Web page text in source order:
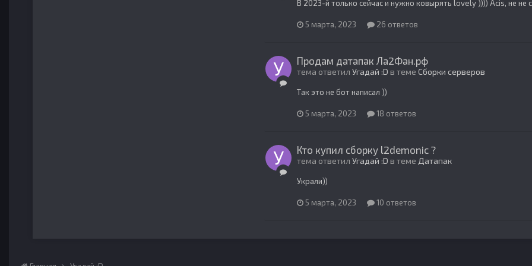
В 2023-й только сейчас и нужно ковырять lovely )))) Acis, не не
5 марта, 2023 26 ответов
Продам датапак Ла2Фан.рф
тема ответил Угадай :D в теме Сборки серверов
Так это не бот написал ))
5 марта, 2023 18 ответов
Кто купил сборку l2demonic ?
тема ответил Угадай :D в теме Датапак
Украли))
5 марта, 2023 10 ответов